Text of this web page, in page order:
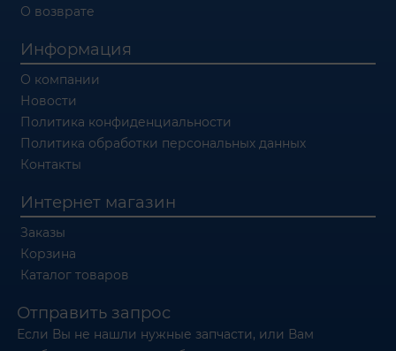
О возврате
Информация
О компании
Новости
Политика конфиденциальности
Политика обработки персональных данных
Контакты
Интернет магазин
Заказы
Корзина
Каталог товаров
Отправить запрос
Если Вы не нашли нужные запчасти, или Вам